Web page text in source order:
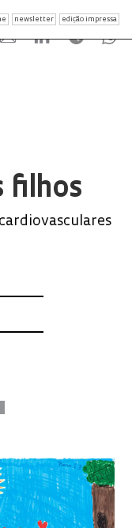
newsletter edição impressa
filhos